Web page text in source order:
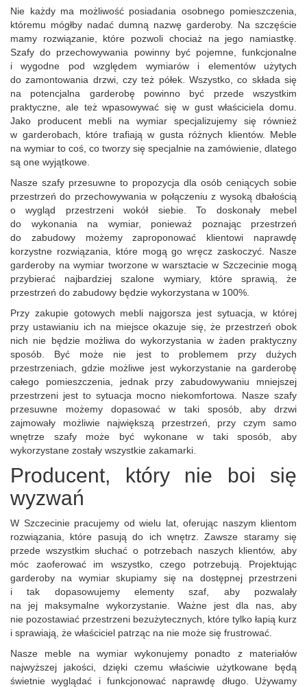
Nie każdy ma możliwość posiadania osobnego pomieszczenia,
któremu mógłby nadać dumną nazwę garderoby. Na szczęście
mamy rozwiązanie, które pozwoli chociaż na jego namiastkę.
Szafy do przechowywania powinny być pojemne, funkcjonalne
i wygodne pod względem wymiarów i elementów użytych
do zamontowania drzwi, czy też półek. Wszystko, co składa się
na potencjalna garderobę powinno być przede wszystkim
praktyczne, ale też wpasowywać się w gust właściciela domu.
Jako producent mebli na wymiar specjalizujemy się również
w garderobach, które trafiają w gusta różnych klientów. Meble
na wymiar to coś, co tworzy się specjalnie na zamówienie, dlatego
są one wyjątkowe.
Nasze szafy przesuwne to propozycja dla osób ceniących sobie
przestrzeń do przechowywania w połączeniu z wysoką dbałością
o wygląd przestrzeni wokół siebie. To doskonały mebel
do wykonania na wymiar, ponieważ poznając przestrzeń
do zabudowy możemy zaproponować klientowi naprawdę
korzystne rozwiązania, które mogą go wręcz zaskoczyć. Nasze
garderoby na wymiar tworzone w warsztacie w Szczecinie mogą
przybierać najbardziej szalone wymiary, które sprawią, że
przestrzeń do zabudowy będzie wykorzystana w 100%.
Przy zakupie gotowych mebli najgorsza jest sytuacja, w której
przy ustawianiu ich na miejsce okazuje się, że przestrzeń obok
nich nie będzie możliwa do wykorzystania w żaden praktyczny
sposób. Być może nie jest to problemem przy dużych
przestrzeniach, gdzie możliwe jest wykorzystanie na garderobę
całego pomieszczenia, jednak przy zabudowywaniu mniejszej
przestrzeni jest to sytuacja mocno niekomfortowa. Nasze szafy
przesuwne możemy dopasować w taki sposób, aby drzwi
zajmowały możliwie największą przestrzeń, przy czym samo
wnętrze szafy może być wykonane w taki sposób, aby
wykorzystane zostały wszystkie zakamarki.
Producent, który nie boi się
wyzwań
W Szczecinie pracujemy od wielu lat, oferując naszym klientom
rozwiązania, które pasują do ich wnętrz. Zawsze staramy się
przede wszystkim słuchać o potrzebach naszych klientów, aby
móc zaoferować im wszystko, czego potrzebują. Projektując
garderoby na wymiar skupiamy się na dostępnej przestrzeni
i tak dopasowujemy elementy szaf, aby pozwalały
na jej maksymalne wykorzystanie. Ważne jest dla nas, aby
nie pozostawiać przestrzeni bezużytecznych, które tylko łapią kurz
i sprawiają, że właściciel patrząc na nie może się frustrować.
Nasze meble na wymiar wykonujemy ponadto z materiałów
najwyższej jakości, dzięki czemu właściwie użytkowane będą
świetnie wyglądać i funkcjonować naprawdę długo. Używamy